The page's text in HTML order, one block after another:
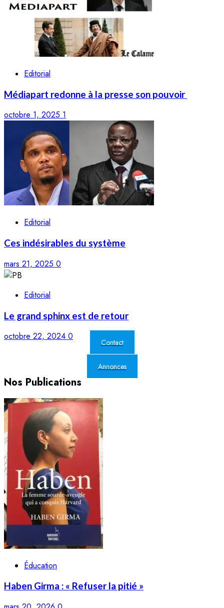
Editorial
Médiapart redonne à la presse son pouvoir
octobre 1, 2025 1
Editorial
Ces indésirables du système
mars 21, 2025 0
Editorial
Le grand sphinx est de retour
octobre 22, 2024 0
Contact
Annonces
Nos Publications
Éducation
Haben Girma : « Refuser la pitié »